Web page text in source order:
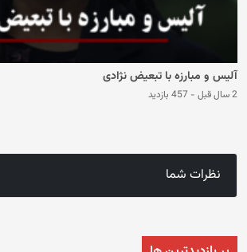
آلیس و مبارزه با تبعیض نژادی
2 سال قبل - 457 بازدید
نظرات شما